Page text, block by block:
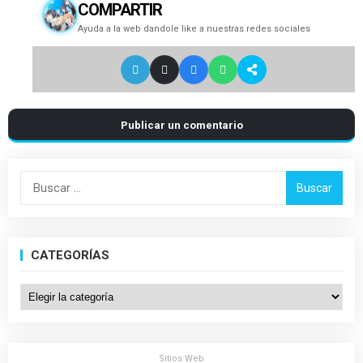
COMPARTIR
Ayuda a la web dandole like a nuestras redes sociales
Publicar un comentario
Buscar:
CATEGORÍAS
Categorías
Sitios Web